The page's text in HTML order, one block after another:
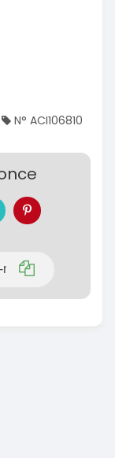
N° ACI106810